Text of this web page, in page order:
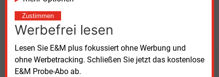
Zustimmen
Werbefrei lesen
Lesen Sie E&M plus fokussiert ohne Werbung und
ohne Werbetracking. Schließen Sie jetzt das kostenlose
E&M Probe-Abo ab.
Möchten Sie diese und
weitere Nachrichten lesen?
Kaufen Sie den Artikel